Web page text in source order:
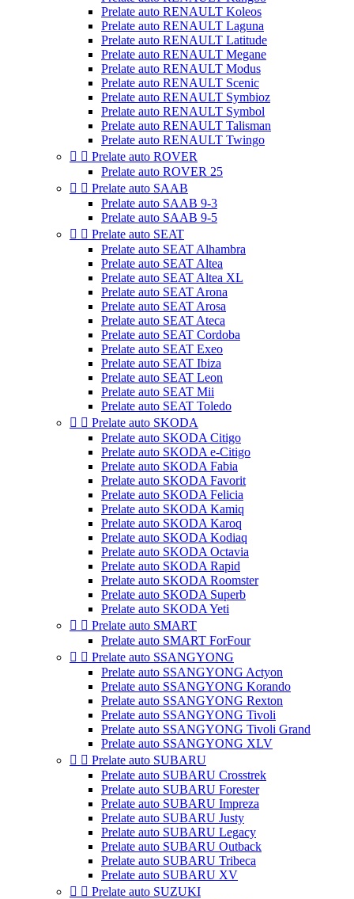
Prelate auto RENAULT Koleos
Prelate auto RENAULT Laguna
Prelate auto RENAULT Latitude
Prelate auto RENAULT Megane
Prelate auto RENAULT Modus
Prelate auto RENAULT Scenic
Prelate auto RENAULT Symbioz
Prelate auto RENAULT Symbol
Prelate auto RENAULT Talisman
Prelate auto RENAULT Twingo
  Prelate auto ROVER
Prelate auto ROVER 25
  Prelate auto SAAB
Prelate auto SAAB 9-3
Prelate auto SAAB 9-5
  Prelate auto SEAT
Prelate auto SEAT Alhambra
Prelate auto SEAT Altea
Prelate auto SEAT Altea XL
Prelate auto SEAT Arona
Prelate auto SEAT Arosa
Prelate auto SEAT Ateca
Prelate auto SEAT Cordoba
Prelate auto SEAT Exeo
Prelate auto SEAT Ibiza
Prelate auto SEAT Leon
Prelate auto SEAT Mii
Prelate auto SEAT Toledo
  Prelate auto SKODA
Prelate auto SKODA Citigo
Prelate auto SKODA e-Citigo
Prelate auto SKODA Fabia
Prelate auto SKODA Favorit
Prelate auto SKODA Felicia
Prelate auto SKODA Kamiq
Prelate auto SKODA Karoq
Prelate auto SKODA Kodiaq
Prelate auto SKODA Octavia
Prelate auto SKODA Rapid
Prelate auto SKODA Roomster
Prelate auto SKODA Superb
Prelate auto SKODA Yeti
  Prelate auto SMART
Prelate auto SMART ForFour
  Prelate auto SSANGYONG
Prelate auto SSANGYONG Actyon
Prelate auto SSANGYONG Korando
Prelate auto SSANGYONG Rexton
Prelate auto SSANGYONG Tivoli
Prelate auto SSANGYONG Tivoli Grand
Prelate auto SSANGYONG XLV
  Prelate auto SUBARU
Prelate auto SUBARU Crosstrek
Prelate auto SUBARU Forester
Prelate auto SUBARU Impreza
Prelate auto SUBARU Justy
Prelate auto SUBARU Legacy
Prelate auto SUBARU Outback
Prelate auto SUBARU Tribeca
Prelate auto SUBARU XV
  Prelate auto SUZUKI